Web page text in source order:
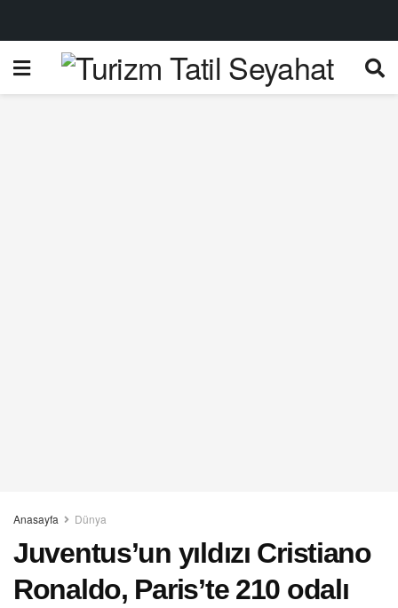
Anasayfa Dünya
Juventus’un yıldızı Cristiano
Ronaldo, Paris’te 210 odalı